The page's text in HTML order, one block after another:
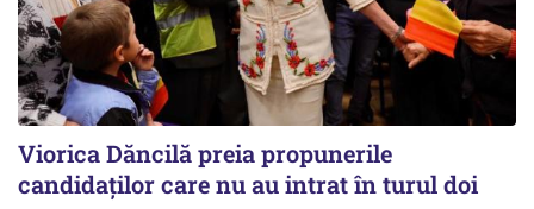
Viorica Dăncilă preia propunerile
candidaților care nu au intrat în turul doi